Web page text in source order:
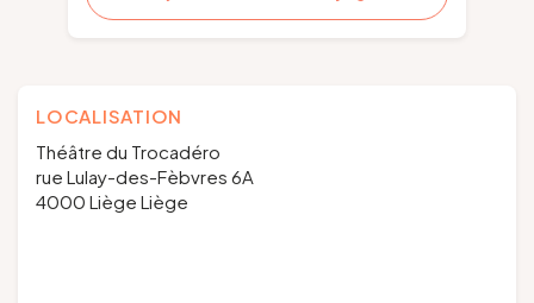
LOCALISATION
Théâtre du Trocadéro
rue Lulay-des-Fèbvres 6A
4000 Liège Liège